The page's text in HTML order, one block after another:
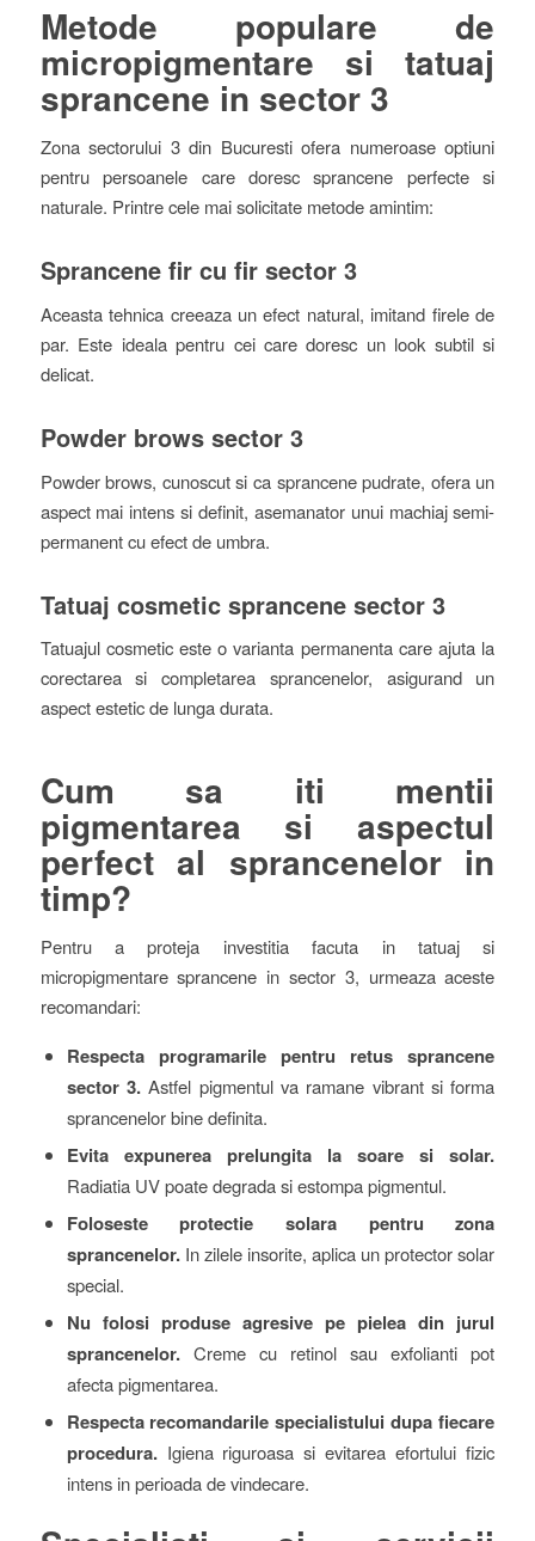
Metode populare de
micropigmentare si tatuaj
sprancene in sector 3
Zona sectorului 3 din Bucuresti ofera numeroase optiuni
pentru persoanele care doresc sprancene perfecte si
naturale. Printre cele mai solicitate metode amintim:
Sprancene fir cu fir sector 3
Aceasta tehnica creeaza un efect natural, imitand firele de
par. Este ideala pentru cei care doresc un look subtil si
delicat.
Powder brows sector 3
Powder brows, cunoscut si ca sprancene pudrate, ofera un
aspect mai intens si definit, asemanator unui machiaj semi-
permanent cu efect de umbra.
Tatuaj cosmetic sprancene sector 3
Tatuajul cosmetic este o varianta permanenta care ajuta la
corectarea si completarea sprancenelor, asigurand un
aspect estetic de lunga durata.
Cum sa iti mentii
pigmentarea si aspectul
perfect al sprancenelor in
timp?
Pentru a proteja investitia facuta in tatuaj si
micropigmentare sprancene in sector 3, urmeaza aceste
recomandari:
Respecta programarile pentru retus sprancene
sector 3.Astfel pigmentul va ramane vibrant si forma
sprancenelor bine definita.
Evita expunerea prelungita la soare si solar.
Radiatia UV poate degrada si estompa pigmentul.
Foloseste protectie solara pentru zona
sprancenelor.In zilele insorite, aplica un protector solar
special.
Nu folosi produse agresive pe pielea din jurul
sprancenelor.Creme cu retinol sau exfolianti pot
afecta pigmentarea.
Respecta recomandarile specialistului dupa fiecare
procedura.Igiena riguroasa si evitarea efortului fizic
intens in perioada de vindecare.